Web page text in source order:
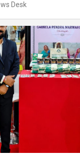
Desk